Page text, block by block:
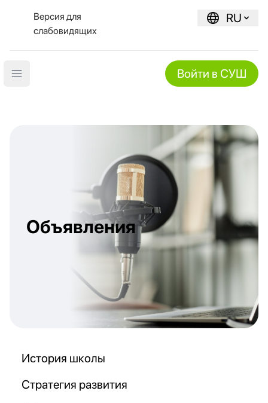
Версия для
слабовидящих
RU
Open main menu Войти в СУШ
Объявления
История школы
Стратегия развития